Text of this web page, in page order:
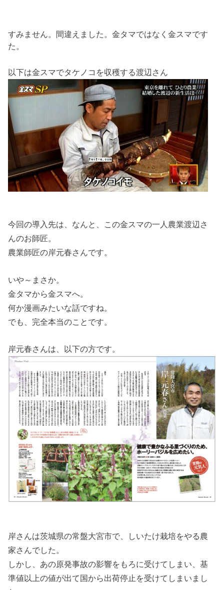
すみません。間違えました。金タマではなく金スマです
た。
以下は金スマでタケノコを収穫する渡辺さん
今回の導入先は、なんと、この金スマの一人農業渡辺さ
んのお師匠。
農業師匠の岸元春さんです。
いや～まさか。
金タマから金スマへ。
何か漫画みたいな話ですね。
でも、完全本当のことです。
岸元春さんは、以下の方です。
岸さんは茨城県の常盤大宮市で、しいたけ栽培をやる農
家さんでした。
しかし、あの原発事故の影響をもろに受けてしまい、基
準値以上の値が出て国から出荷停止を受けてしまいまし